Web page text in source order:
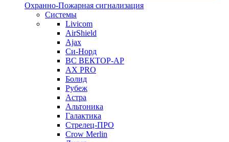
Охранно-Пожарная сигнализация
Системы
Livicom
AirShield
Ajax
Си-Норд
ВС ВЕКТОР-АР
AX PRO
Болид
Рубеж
Астра
Альтоника
Галактика
Стрелец-ПРО
Crow Merlin